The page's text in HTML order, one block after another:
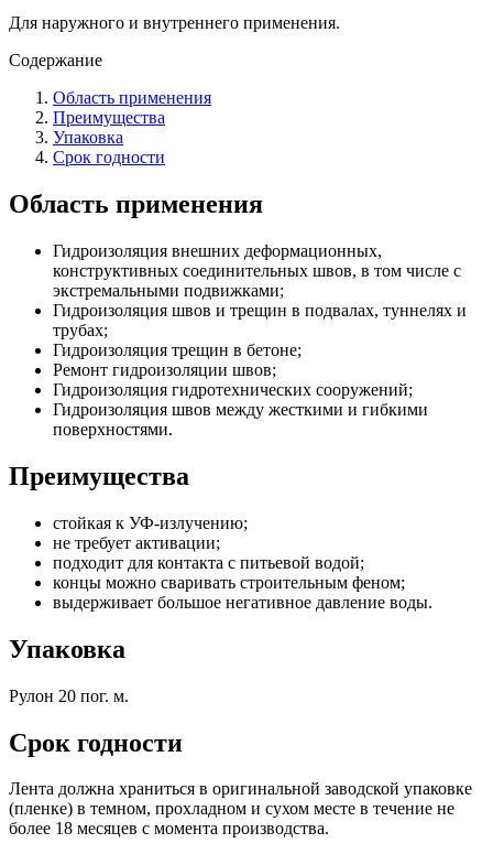
Для наружного и внутреннего применения.
Содержание
Область применения
Преимущества
Упаковка
Срок годности
Область применения
Гидроизоляция внешних деформационных,
конструктивных соединительных швов, в том числе с
экстремальными подвижками;
Гидроизоляция швов и трещин в подвалах, туннелях и
трубах;
Гидроизоляция трещин в бетоне;
Ремонт гидроизоляции швов;
Гидроизоляция гидротехнических сооружений;
Гидроизоляция швов между жесткими и гибкими
поверхностями.
Преимущества
стойкая к УФ-излучению;
не требует активации;
подходит для контакта с питьевой водой;
концы можно сваривать строительным феном;
выдерживает большое негативное давление воды.
Упаковка
Рулон 20 пог. м.
Срок годности
Лента должна храниться в оригинальной заводской упаковке
(пленке) в темном, прохладном и сухом месте в течение не
более 18 месяцев с момента производства.